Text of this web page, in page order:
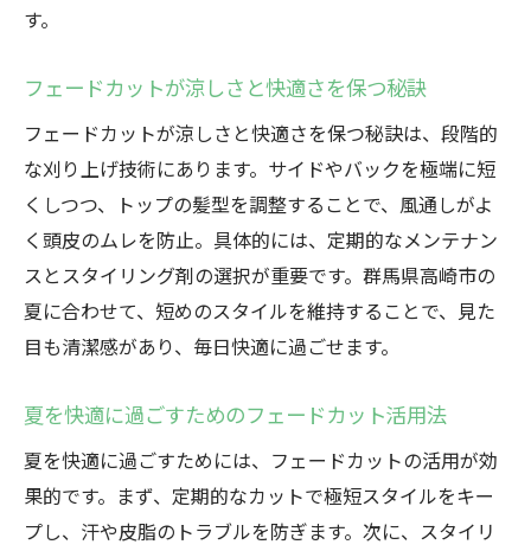
極短スタイルで気分が変わったエピソード
フェードカットの施術前後の変化と感想
夏向けフェードカットで自信がついた体験
例
極短フェードカットを選んだ理由とその効
果
フェードカットで夏の毎日が楽しくなった
す。
フェードカットが涼しさと快適さを保つ秘訣
フェードカットが涼しさと快適さを保つ秘訣は、段階的
な刈り上げ技術にあります。サイドやバックを極端に短
くしつつ、トップの髪型を調整することで、風通しがよ
く頭皮のムレを防止。具体的には、定期的なメンテナン
スとスタイリング剤の選択が重要です。群馬県高崎市の
夏に合わせて、短めのスタイルを維持することで、見た
目も清潔感があり、毎日快適に過ごせます。
夏を快適に過ごすためのフェードカット活用法
夏を快適に過ごすためには、フェードカットの活用が効
果的です。まず、定期的なカットで極短スタイルをキー
プし、汗や皮脂のトラブルを防ぎます。次に、スタイリ